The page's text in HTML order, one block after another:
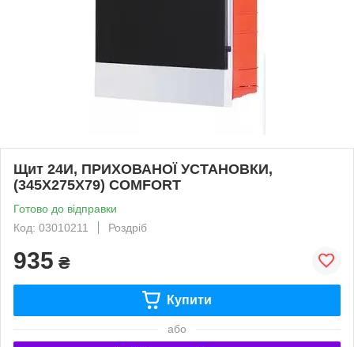
Щит 24И, ПРИХОВАНОЇ УСТАНОВКИ,
(345X275X79) COMFORT
Готово до відправки
Код: 03010211
Роздріб
935 ₴
Купити
або